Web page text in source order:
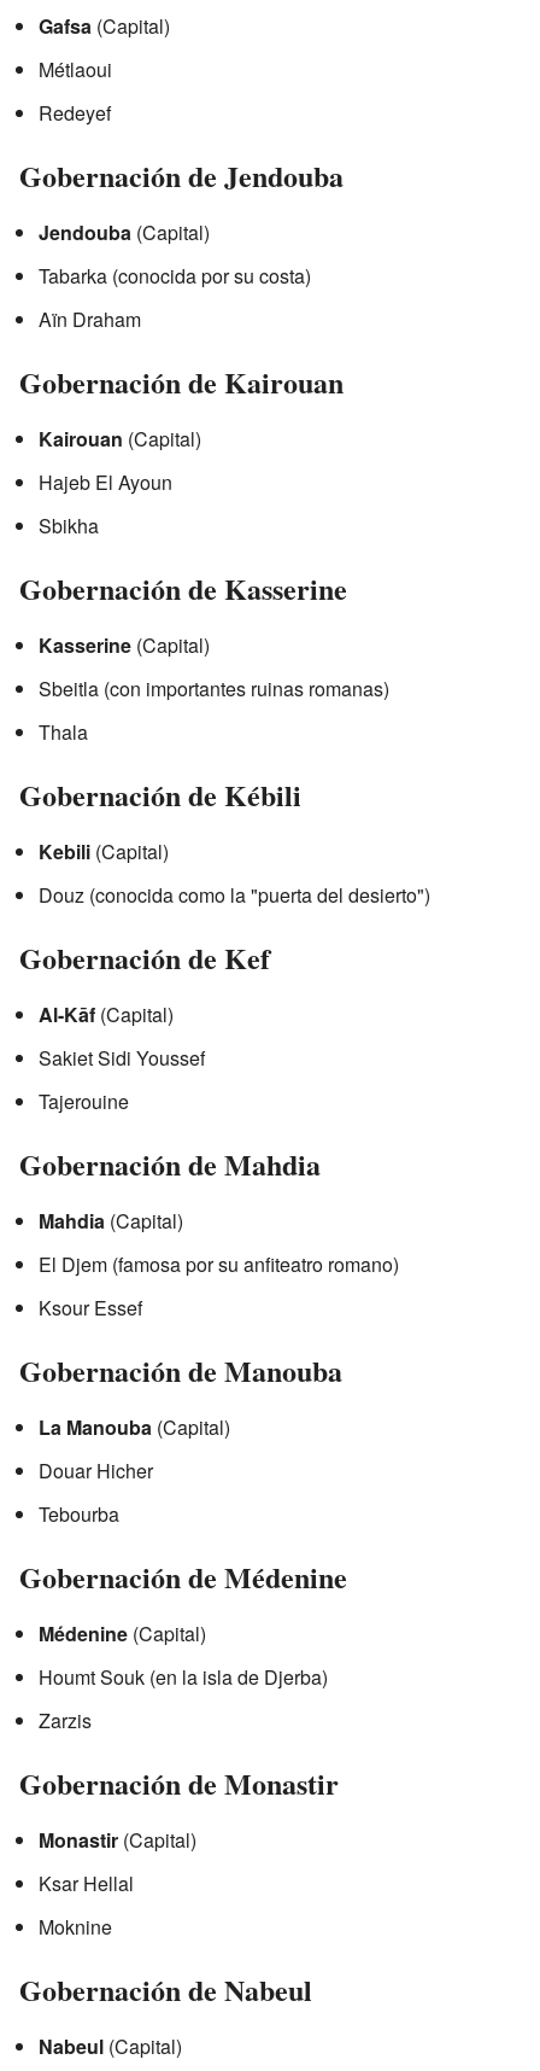
Gafsa (Capital)
Métlaoui
Redeyef
Gobernación de Jendouba
Jendouba (Capital)
Tabarka (conocida por su costa)
Aïn Draham
Gobernación de Kairouan
Kairouan (Capital)
Hajeb El Ayoun
Sbikha
Gobernación de Kasserine
Kasserine (Capital)
Sbeitla (con importantes ruinas romanas)
Thala
Gobernación de Kébili
Kebili (Capital)
Douz (conocida como la "puerta del desierto")
Gobernación de Kef
Al-Kāf (Capital)
Sakiet Sidi Youssef
Tajerouine
Gobernación de Mahdia
Mahdia (Capital)
El Djem (famosa por su anfiteatro romano)
Ksour Essef
Gobernación de Manouba
La Manouba (Capital)
Douar Hicher
Tebourba
Gobernación de Médenine
Médenine (Capital)
Houmt Souk (en la isla de Djerba)
Zarzis
Gobernación de Monastir
Monastir (Capital)
Ksar Hellal
Moknine
Gobernación de Nabeul
Nabeul (Capital)